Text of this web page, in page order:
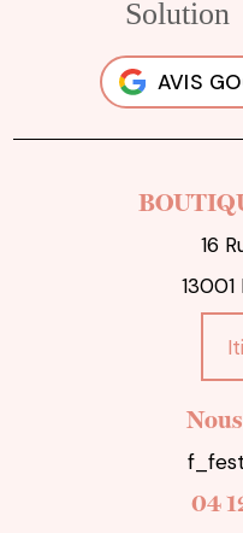
AVIS
16
13001
04